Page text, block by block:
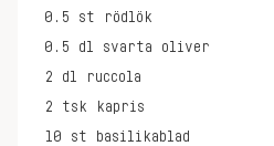
0.5 st
rödlök
0.5 dl
svarta oliver
2 dl
ruccola
2 tsk
kapris
10 st
basilikablad